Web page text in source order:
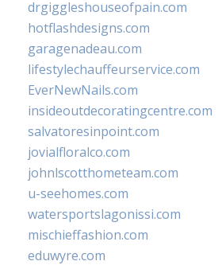
drgiggleshouseofpain.com
hotflashdesigns.com
garagenadeau.com
lifestylechauffeurservice.com
EverNewNails.com
insideoutdecoratingcentre.com
salvatoresinpoint.com
jovialfloralco.com
johnlscotthometeam.com
u-seehomes.com
watersportslagonissi.com
mischieffashion.com
eduwyre.com